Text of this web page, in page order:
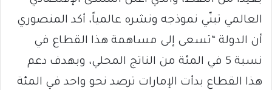
العالمي تبنّي نموذجه ونشره عالمياً، أكد المنصوري
أن الدولة “تسعى إلى مساهمة هذا القطاع في
نسبة 5 في المئة من الناتج المحلي، وبهدف دعم
هذا القطاع بدأت الإمارات ترصد نحو واحد في المئة